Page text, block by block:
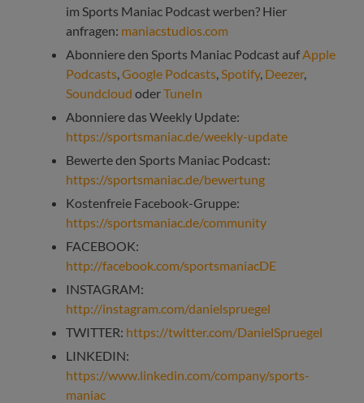
im Sports Maniac Podcast werben? Hier
anfragen: maniacstudios.com
Abonniere den Sports Maniac Podcast aufApple
Podcasts,Google Podcasts,Spotify, Deezer,
Soundcloud oderTuneIn
Abonniere das Weekly Update:
https://sportsmaniac.de/weekly-update
Bewerte den Sports Maniac Podcast:
https://sportsmaniac.de/bewertung
Kostenfreie Facebook-Gruppe:
https://sportsmaniac.de/community
FACEBOOK:
http://facebook.com/sportsmaniacDE
INSTAGRAM:
http://instagram.com/danielspruegel
TWITTER: https://twitter.com/DanielSpruegel
LINKEDIN:
https://www.linkedin.com/company/sports-
maniac